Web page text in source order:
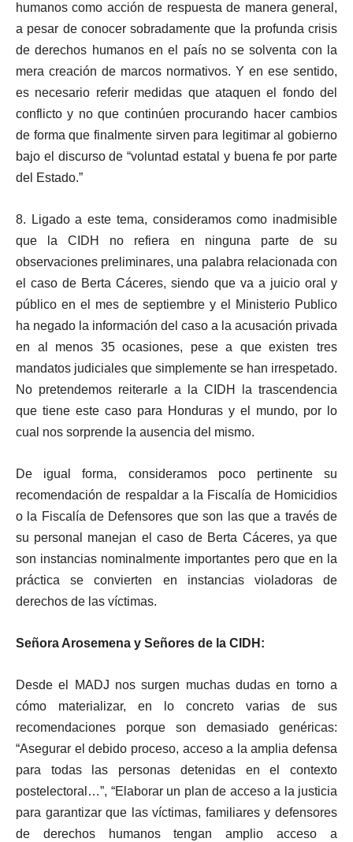
humanos como acción de respuesta de manera general,
a pesar de conocer sobradamente que la profunda crisis
de derechos humanos en el país no se solventa con la
mera creación de marcos normativos. Y en ese sentido,
es necesario referir medidas que ataquen el fondo del
conflicto y no que continúen procurando hacer cambios
de forma que finalmente sirven para legitimar al gobierno
bajo el discurso de “voluntad estatal y buena fe por parte
del Estado.”
8. Ligado a este tema, consideramos como inadmisible
que la CIDH no refiera en ninguna parte de su
observaciones preliminares, una palabra relacionada con
el caso de Berta Cáceres, siendo que va a juicio oral y
público en el mes de septiembre y el Ministerio Publico
ha negado la información del caso a la acusación privada
en al menos 35 ocasiones, pese a que existen tres
mandatos judiciales que simplemente se han irrespetado.
No pretendemos reiterarle a la CIDH la trascendencia
que tiene este caso para Honduras y el mundo, por lo
cual nos sorprende la ausencia del mismo.
De igual forma, consideramos poco pertinente su
recomendación de respaldar a la Fiscalía de Homicidios
o la Fiscalía de Defensores que son las que a través de
su personal manejan el caso de Berta Cáceres, ya que
son instancias nominalmente importantes pero que en la
práctica se convierten en instancias violadoras de
derechos de las víctimas.
Señora Arosemena y Señores de la CIDH:
Desde el MADJ nos surgen muchas dudas en torno a
cómo materializar, en lo concreto varias de sus
recomendaciones porque son demasiado genéricas:
“Asegurar el debido proceso, acceso a la amplia defensa
para todas las personas detenidas en el contexto
postelectoral…”, “Elaborar un plan de acceso a la justicia
para garantizar que las víctimas, familiares y defensores
de derechos humanos tengan amplio acceso a